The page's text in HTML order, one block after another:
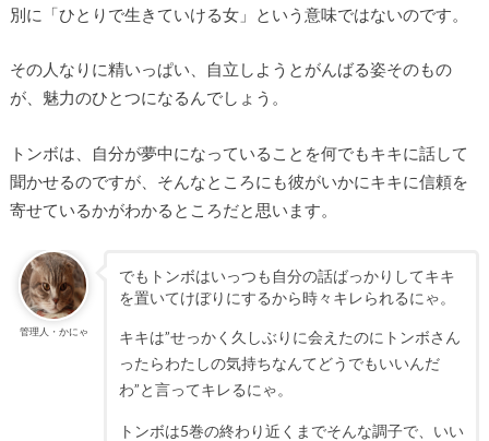
別に「ひとりで生きていける女」という意味ではないのです。
その人なりに精いっぱい、自立しようとがんばる姿そのもの
が、魅力のひとつになるんでしょう。
トンボは、自分が夢中になっていることを何でもキキに話して
聞かせるのですが、そんなところにも彼がいかにキキに信頼を
寄せているかがわかるところだと思います。
管理人・かにゃ
でもトンボはいっつも自分の話ばっかりしてキキ
を置いてけぼりにするから時々キレられるにゃ。
キキは”せっかく久しぶりに会えたのにトンボさん
ったらわたしの気持ちなんてどうでもいいんだ
わ”と言ってキレるにゃ。
トンボは5巻の終わり近くまでそんな調子で、いい